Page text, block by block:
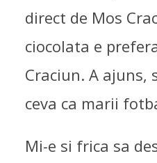
direct de Mos
ciocolata e
Craciun. A ajuns,
ceva ca marii
Mi-e si frica sa